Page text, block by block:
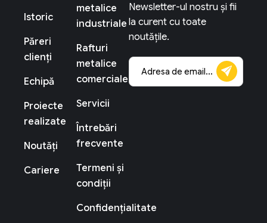
Istoric
Păreri
clienți
Echipă
Proiecte
realizate
Noutăți
Cariere
metalice
industriale
Rafturi
metalice
comerciale
Servicii
Întrebări
frecvente
Termeni și
condiții
Confidențialitate
Newsletter-ul nostru și fii
la curent cu toate
noutățile.